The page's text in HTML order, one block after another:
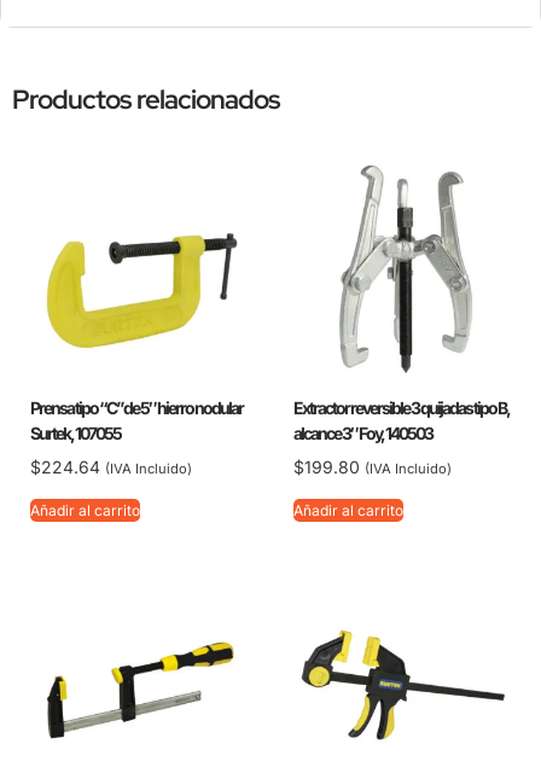
Productos relacionados
Prensa tipo “C” de 5″ hierro nodular
Surtek, 107055
$224.64 (IVA Incluido)
Añadir al carrito
Extractor reversible 3 quijadas tipo B,
alcance 3″ Foy, 140503
$199.80 (IVA Incluido)
Añadir al carrito